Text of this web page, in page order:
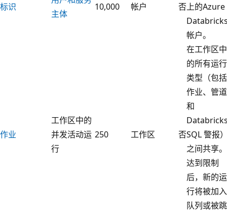
标识
主体
10,000 帐户 否上的Azure
帐户。
作业
工作区中的
并发活动运
行
250 工作区 否
在工作区中
的所有运行
类型（包括
作业、管道
和
SQL 警报
之间共享。
达到限制
后，新的运
行将被加入
队列或被跳